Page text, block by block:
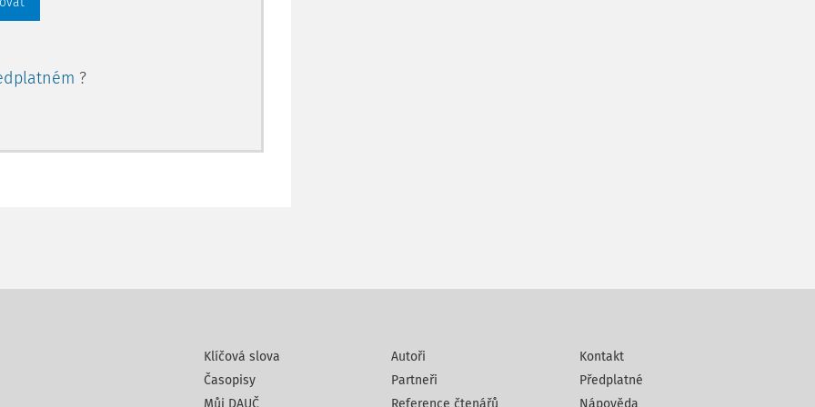
možnost přistoupit v rámci
společností na tzv. „společné
po implementaci požadavků směrnice
nová úprava sankcí, úprava
pro veřejný dohled nad auditem s
oblasti úpravy, které si vyžádala
?
Klíčová slova
Časopisy
Můj DAUČ
Autoři
Partneři
Reference čtenářů
Kontakt
Předplatné
Nápověda